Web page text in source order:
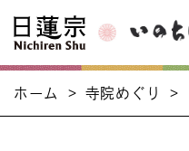
ホーム > 寺院めぐり >